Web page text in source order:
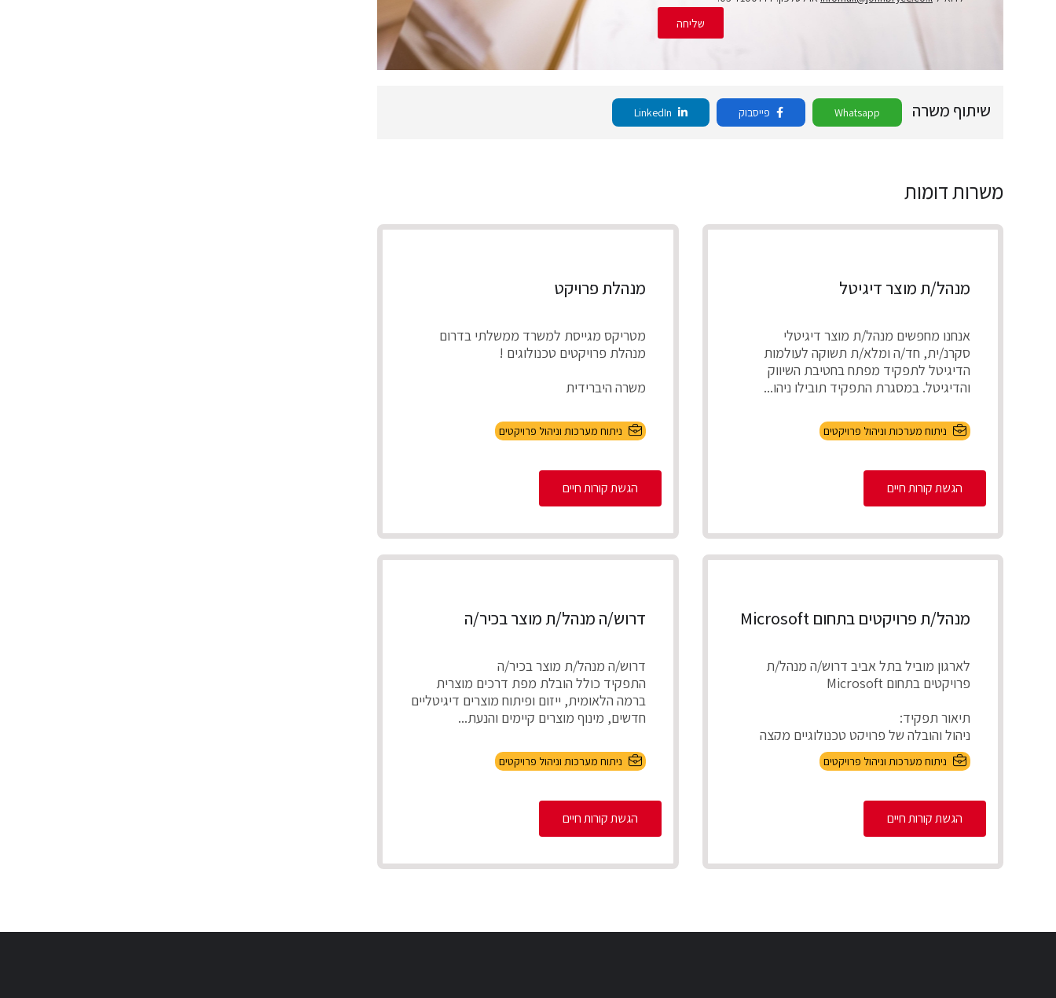
שליחה
שיתוף משרה Whatsapp פייסבוק
משרות דומות
מנהל/ת מוצר דיגיטל
אנחנו מחפשים מנהל/ת מוצר דיגיטלי
סקרנ/ית, חד/ה ומלא/ת תשוקה לעולמות
הדיגיטל לתפקיד מפתח בחטיבת השיווק
והדיגיטל. במסגרת התפקיד תובילו ניהו...
ניתוח מערכות וניהול פרויקטים
הגשת קורות חיים
מנהלת פרויקט
מטריקס מגייסת למשרד ממשלתי בדרום
מנהלת פרויקטים טכנולוגים !
משרה היברידית
תיאור התפקיד
התאמת והטמע...
ניתוח מערכות וניהול פרויקטים
הגשת קורות חיים
מנהל/ת פרויקטים בתחום Microsoft
לארגון מוביל בתל אביב דרוש/ה מנהל/ת
פרויקטים בתחום Microsoft
תיאור תפקיד:
ניהול והובלה של פרויקט טכנולוגיים מקצה
לקצה, אפיון דרישות בהתא...
ניתוח מערכות וניהול פרויקטים
הגשת קורות חיים
דרוש/ה מנהל/ת מוצר בכיר/ה
דרוש/ה מנהל/ת מוצר בכיר/ה
התפקיד כולל הובלת מפת דרכים מוצרית
ברמה הלאומית, ייזום ופיתוח מוצרים דיגיטליים
חדשים, מינוף מוצרים קיימים והנעת...
ניתוח מערכות וניהול פרויקטים
הגשת קורות חיים